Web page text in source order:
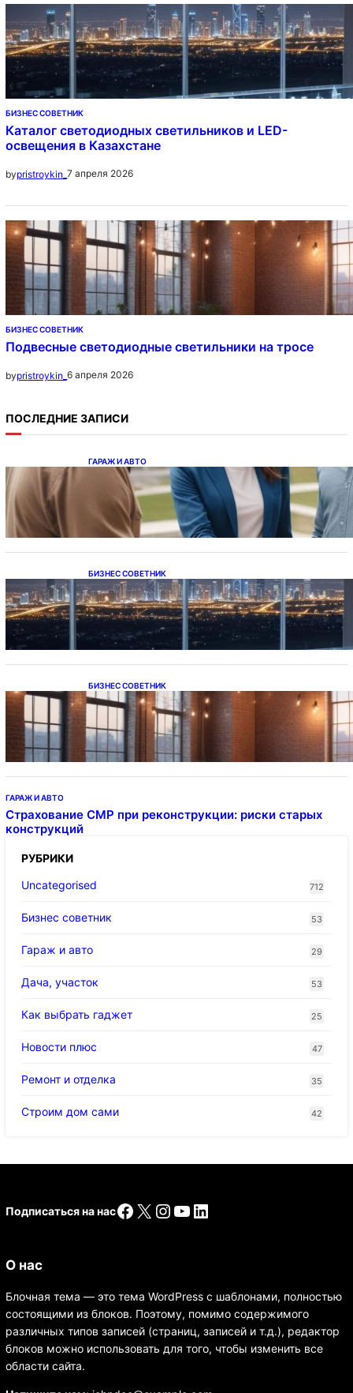
БИЗНЕС СОВЕТНИК
Каталог светодиодных светильников и LED-
освещения в Казахстане
bypristroykin_ 7 апреля 2026
БИЗНЕС СОВЕТНИК
Подвесные светодиодные светильники на тросе
bypristroykin_ 6 апреля 2026
ПОСЛЕДНИЕ ЗАПИСИ
ГАРАЖ И АВТО
Ипотека на новостройки при оформлении
напрямую у застройщика
БИЗНЕС СОВЕТНИК
Каталог светодиодных светильников и
LED-освещения в Казахстане
БИЗНЕС СОВЕТНИК
Подвесные светодиодные светильники на
тросе
ГАРАЖ И АВТО
Страхование СМР при реконструкции: риски старых
конструкций
РУБРИКИ
Uncategorised
712
Бизнес советник 53
Гараж и авто 29
Дача, участок 53
Как выбрать гаджет 25
Новости плюс 47
Ремонт и отделка 35
Строим дом сами 42
Подписаться на насFacebook
X Instagram
YouTube
LinkedIn
О нас
Блочная тема — это тема WordPress с шаблонами, полностью
состоящими из блоков. Поэтому, помимо содержимого
различных типов записей (страниц, записей и т.д.), редактор
блоков можно использовать для того, чтобы изменить все
области сайта.